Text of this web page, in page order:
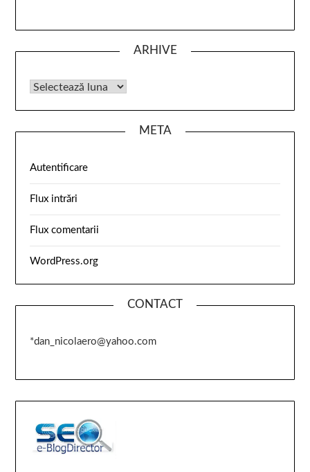
ARHIVE
META
Autentificare
Flux intrări
Flux comentarii
WordPress.org
CONTACT
*dan_nicolaero@yahoo.com